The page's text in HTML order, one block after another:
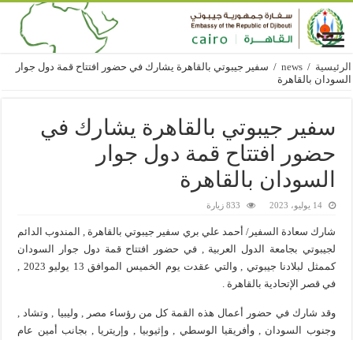
الرئيسية /
news
/ سفير جيبوتي بالقاهرة يشارك في حضور افتتاح قمة دول جوار
السودان بالقاهرة
سفير جيبوتي بالقاهرة يشارك في
حضور افتتاح قمة دول جوار
السودان بالقاهرة
14 يوليو، 2023 833 زيارة
شارك سعادة السفير/ أحمد علي بري سفير جيبوتي بالقاهرة , المندوب الدائم
لجيبوتي بجامعة الدول العربية , في حضور افتتاح قمة دول جوار السودان
في قصر الإتحادية بالقاهرة .
وقد شارك في حضور أعمال هذه القمة كل من رؤساء مصر , وليبيا , وتشاد ,
وجنوب السودان , وأفريقيا الوسطي , وإثيوبيا , وإريتريا , بجانب أمين عام